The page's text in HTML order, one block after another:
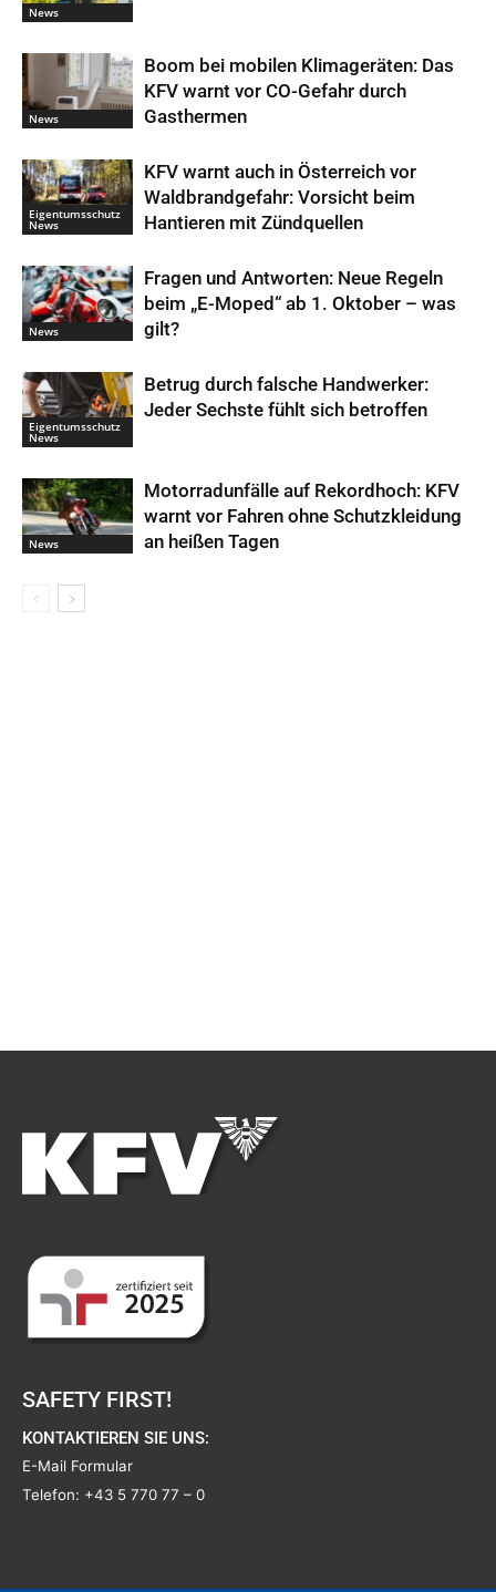
News
News
Boom bei mobilen Klimageräten: Das
KFV warnt vor CO-Gefahr durch
Gasthermen
Eigentumsschutz
News
KFV warnt auch in Österreich vor
Waldbrandgefahr: Vorsicht beim
Hantieren mit Zündquellen
News
Fragen und Antworten: Neue Regeln
beim „E-Moped“ ab 1. Oktober – was
gilt?
Eigentumsschutz
News
Betrug durch falsche Handwerker:
Jeder Sechste fühlt sich betroffen
News
Motorradunfälle auf Rekordhoch: KFV
warnt vor Fahren ohne Schutzkleidung
an heißen Tagen
SAFETY FIRST!
KONTAKTIEREN SIE UNS:
E-Mail Formular
Telefon: +43 5 770 77 – 0